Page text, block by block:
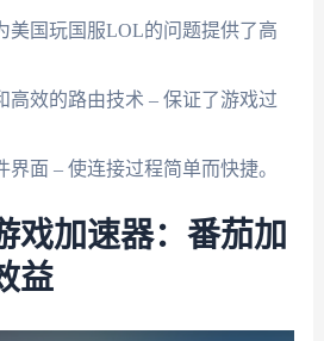
美国玩国服LOL的问题提供了高
高效的路由技术 – 保证了游戏过
界面 – 使连接过程简单而快捷。
戏加速器：番茄加
益